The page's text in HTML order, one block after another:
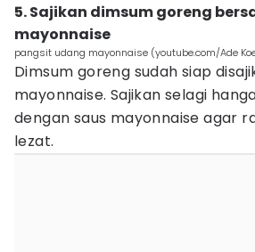
5. Sajikan dimsum goreng
mayonnaise
pangsit udang mayonnaise (youtube.com/Ade
Dimsum goreng sudah siap
mayonnaise. Sajikan selagi
dengan saus mayonnaise agar
lezat.